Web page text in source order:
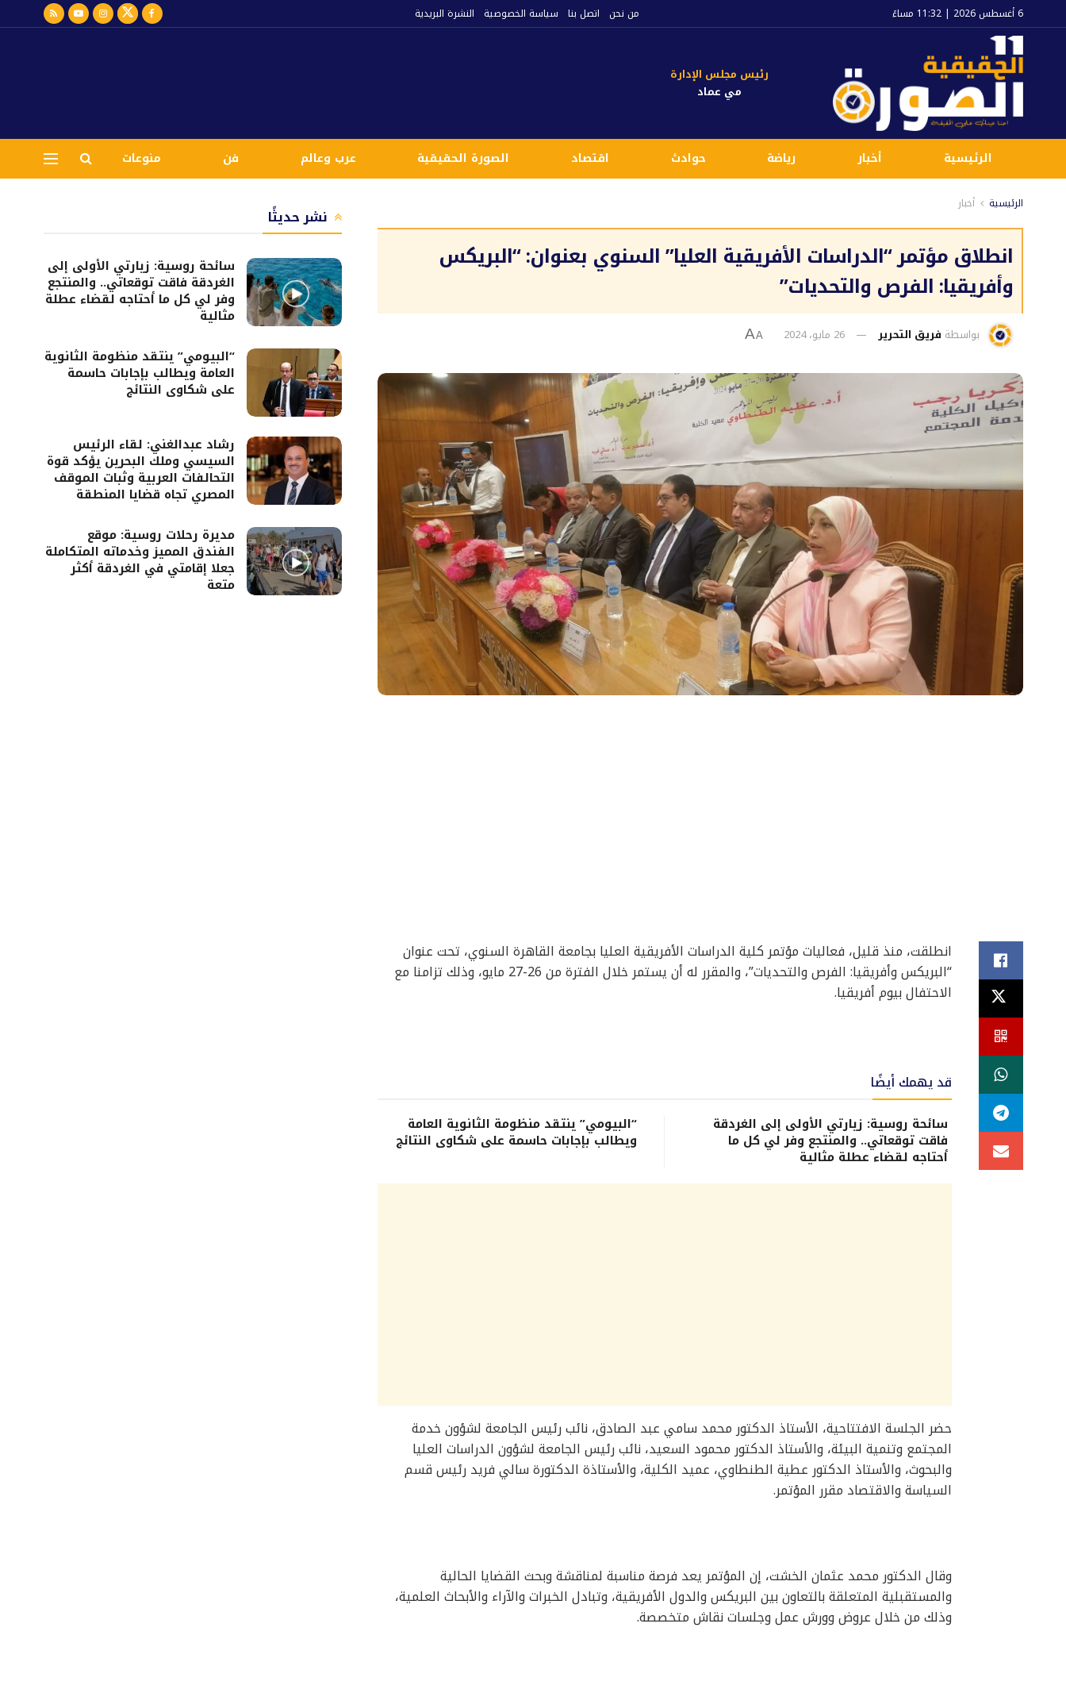
6 أغسطس 2026 | 11:32 مساءً من نحن اتصل بنا سياسة الخصوصية النشرة البريدية
رئيس مجلس الإدارة
مي عماد
الرئيسية أخبار رياضة حوادث اقتصاد الصورة الحقيقية عرب وعالم فن منوعات
الرئيسية أخبار
انطلاق مؤتمر “الدراسات الأفريقية العليا” السنوي بعنوان: “البريكس
وأفريقيا: الفرص والتحديات”
بواسطة فريق التحرير 26 مايو، 2024 A
A
انطلقت، منذ قليل، فعاليات مؤتمر كلية الدراسات الأفريقية العليا بجامعة القاهرة السنوي، تحت عنوان
“البريكس وأفريقيا: الفرص والتحديات”، والمقرر له أن يستمر خلال الفترة من 26-27 مايو، وذلك تزامنا مع
الاحتفال بيوم أفريقيا.
قد يهمك أيضًا
سائحة روسية: زيارتي الأولى إلى الغردقة
فاقت توقعاتي.. والمنتجع وفر لي كل ما
أحتاجه لقضاء عطلة مثالية
“البيومي” ينتقد منظومة الثانوية العامة
ويطالب بإجابات حاسمة على شكاوى النتائج
حضر الجلسة الافتتاحية، الأستاذ الدكتور محمد سامي عبد الصادق، نائب رئيس الجامعة لشؤون خدمة
المجتمع وتنمية البيئة، والأستاذ الدكتور محمود السعيد، نائب رئيس الجامعة لشؤون الدراسات العليا
والبحوث، والأستاذ الدكتور عطية الطنطاوي، عميد الكلية، والأستاذة الدكتورة سالي فريد رئيس قسم
السياسة والاقتصاد مقرر المؤتمر.
وقال الدكتور محمد عثمان الخشت، إن المؤتمر يعد فرصة مناسبة لمناقشة وبحث القضايا الحالية
والمستقبلية المتعلقة بالتعاون بين البريكس والدول الأفريقية، وتبادل الخبرات والآراء والأبحاث العلمية،
وذلك من خلال عروض وورش عمل وجلسات نقاش متخصصة.
نشر حديثًا
سائحة روسية: زيارتي الأولى إلى
الغردقة فاقت توقعاتي.. والمنتجع
وفر لي كل ما أحتاجه لقضاء عطلة
مثالية
“البيومي” ينتقد منظومة الثانوية
العامة ويطالب بإجابات حاسمة
على شكاوى النتائج
رشاد عبدالغني: لقاء الرئيس
السيسي وملك البحرين يؤكد قوة
التحالفات العربية وثبات الموقف
المصري تجاه قضايا المنطقة
مديرة رحلات روسية: موقع
الفندق المميز وخدماته المتكاملة
جعلا إقامتي في الغردقة أكثر
متعة